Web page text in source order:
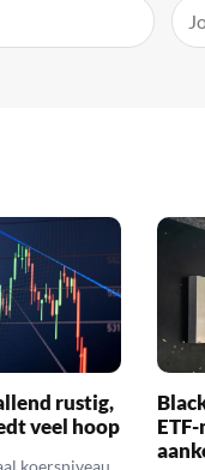
rustig,
veel hoop
koersniveau.